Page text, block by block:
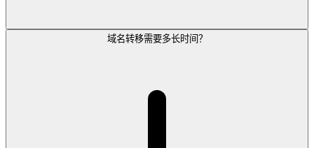
域名转移需要多长时间？